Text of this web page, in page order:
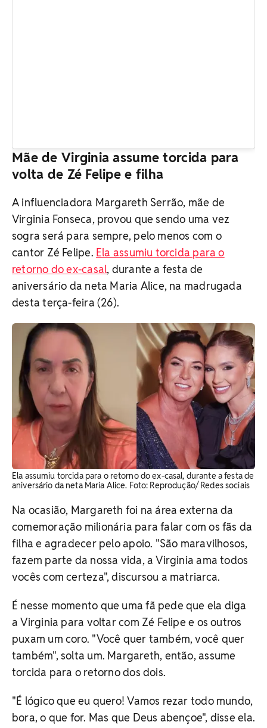
Mãe de Virginia assume torcida para
volta de Zé Felipe e filha
A influenciadora Margareth Serrão, mãe de
Virginia Fonseca, provou que sendo uma vez
sogra será para sempre, pelo menos com o
cantor Zé Felipe. Ela assumiu torcida para o
retorno do ex-casal, durante a festa de
aniversário da neta Maria Alice, na madrugada
desta terça-feira (26).
Ela assumiu torcida para o retorno do ex-casal, durante a festa de
aniversário da neta Maria Alice. Foto: Reprodução/ Redes sociais
Na ocasião, Margareth foi na área externa da
comemoração milionária para falar com os fãs da
filha e agradecer pelo apoio. "São maravilhosos,
fazem parte da nossa vida, a Virginia ama todos
vocês com certeza", discursou a matriarca.
É nesse momento que uma fã pede que ela diga
a Virginia para voltar com Zé Felipe e os outros
puxam um coro. "Você quer também, você quer
também", solta um. Margareth, então, assume
torcida para o retorno dos dois.
"É lógico que eu quero! Vamos rezar todo mundo,
bora, o que for. Mas que Deus abençoe", disse ela.